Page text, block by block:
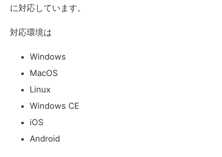
に対応しています。
対応環境は
Windows
MacOS
Linux
Windows CE
iOS
Android